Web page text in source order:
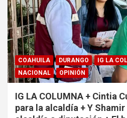
COAHUILA DURANGO IG LA
NACIONAL
OPINIÓN
IG LA COLUMNA + Cintia
para la alcaldía + Y